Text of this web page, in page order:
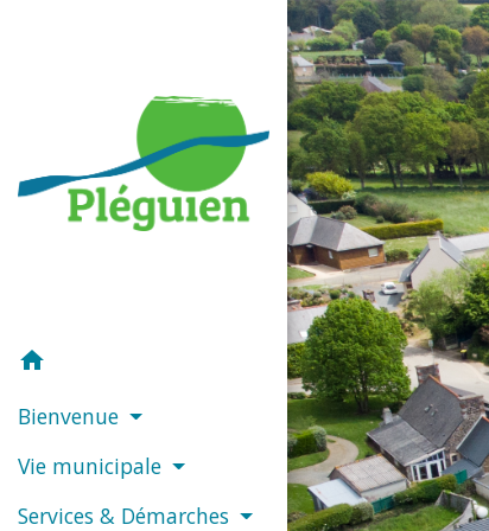
home
Bienvenue
Vie municipale
Services & Démarches